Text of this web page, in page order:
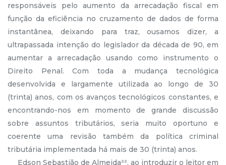
responsáveis pelo aumento da arrecadação fiscal em
função da eficiência no cruzamento de dados de forma
instantânea, deixando para traz, ousamos dizer, a
ultrapassada intenção do legislador da década de 90, em
aumentar a arrecadação usando como instrumento o
Direito Penal. Com toda a mudança tecnológica
desenvolvida e largamente utilizada ao longo de 30
(trinta) anos, com os avanços tecnológicos constantes, e
encontrando-nos em momento de grande discussão
sobre assuntos tributários, seria muito oportuno e
coerente uma revisão também da política criminal
tributária implementada há mais de 30 (trinta) anos.
Edson Sebastião de Almeida²², ao introduzir o leitor em